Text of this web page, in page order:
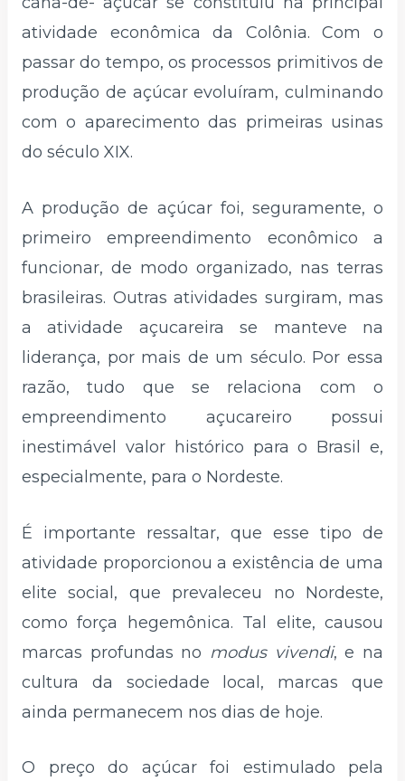
atividade econômica da Colônia. Com o
passar do tempo, os processos primitivos de
produção de açúcar evoluíram, culminando
com o aparecimento das primeiras usinas
do século XIX.
A produção de açúcar foi, seguramente, o
primeiro empreendimento econômico a
funcionar, de modo organizado, nas terras
brasileiras. Outras atividades surgiram, mas
a atividade açucareira se manteve na
liderança, por mais de um século. Por essa
razão, tudo que se relaciona com o
empreendimento açucareiro possui
inestimável valor histórico para o Brasil e,
especialmente, para o Nordeste.
É importante ressaltar, que esse tipo de
atividade proporcionou a existência de uma
elite social, que prevaleceu no Nordeste,
como força hegemônica. Tal elite, causou
marcas profundas no modus vivendi, e na
cultura da sociedade local, marcas que
ainda permanecem nos dias de hoje.
O preço do açúcar foi estimulado pela